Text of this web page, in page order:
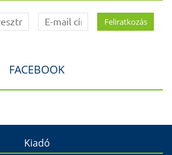
FACEBOOK
Kiadó